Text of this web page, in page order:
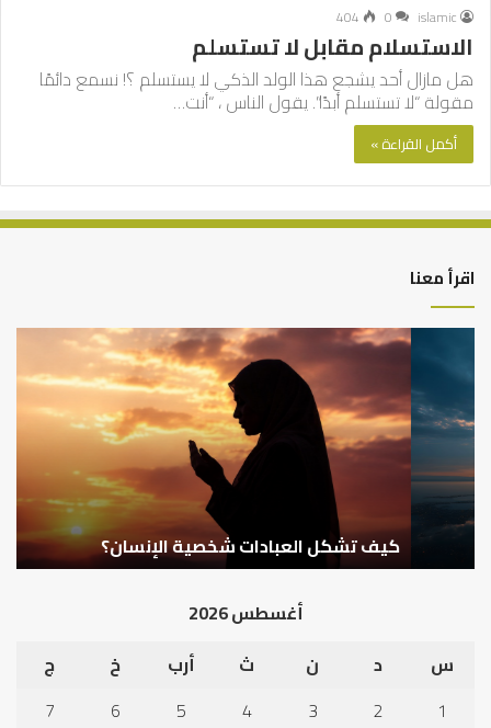
islamic
0
404
الاستسلام مقابل لا تستسلم
هل مازال أحد يشجع هذا الولد الذكي لا يستسلم ؟! نسمع دائمًا
مقولة “لا تستسلم أبدًا”. يقول الناس ، “أنت…
أكمل القراءة »
اقرأ معنا
كيف
العبادات
شخصية
الإنسان؟
كيف تشكل العبادات شخصية الإنسان؟
أغسطس 2026
س
د ن ث أرب خ
ج
1
2
3
4
5
6
7